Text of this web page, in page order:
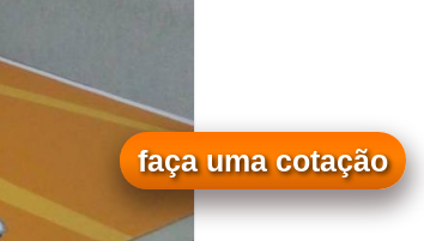
faça uma cotação